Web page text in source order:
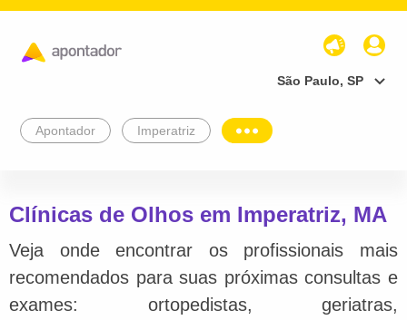
São Paulo, SP
Apontador Imperatriz
Clínicas de Olhos em Imperatriz, MA
Veja onde encontrar os profissionais mais
recomendados para suas próximas consultas e
exames: ortopedistas, geriatras,